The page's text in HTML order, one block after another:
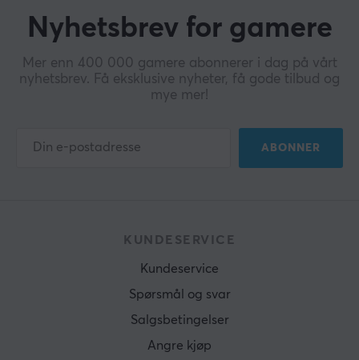
Nyhetsbrev for gamere
Mer enn 400 000 gamere abonnerer i dag på vårt
nyhetsbrev. Få eksklusive nyheter, få gode tilbud og
mye mer!
ABONNER
KUNDESERVICE
Kundeservice
Spørsmål og svar
Salgsbetingelser
Angre kjøp